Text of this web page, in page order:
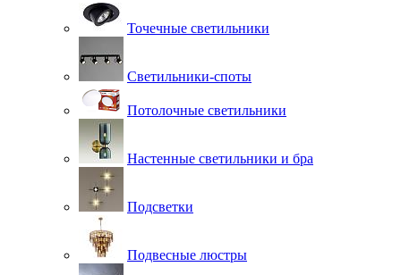
Точечные светильники
Светильники-споты
Потолочные светильники
Настенные светильники и бра
Подсветки
Подвесные люстры